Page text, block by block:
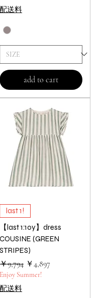
配送料
add to cart
last 1!
【last 1:10y】dress
COUSINE (GREEN
STRIPES)
通常価格
￥9,794 セール価格
￥4,897
Enjoy Summer!
配送料